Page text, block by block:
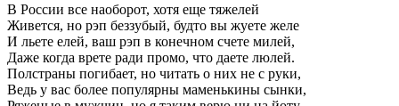
В России все наоборот, хотя еще тяжелей
Живется, но рэп беззубый, будто вы жуете желе
И льете елей, ваш рэп в конечном счете милей,
Даже когда врете ради промо, что даете люлей.
Полстраны погибает, но читать о них не с руки,
Ведь у вас более популярны маменькины сынки,